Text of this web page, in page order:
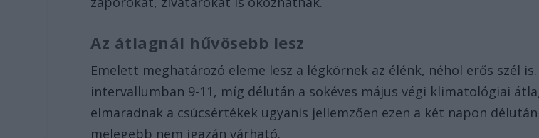
Az átlagnál hűvösebb lesz
Emelett meghatározó eleme lesz a légkörnek az élénk, néhol erős szél
intervallumban 9-11, míg délután a sokéves május végi klimatológiai
elmaradnak a csúcsértékek ugyanis jellemzően ezen a két napon délután
melegebb nem igazán várható.